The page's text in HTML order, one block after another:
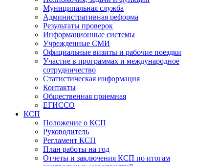
Муниципальная служба
Административная реформа
Результаты проверок
Информационные системы
Учрежденные СМИ
Официальные визиты и рабочие поездки
Участие в программах и международное
сотрудничество
Статистическая информация
Контакты
Общественная приемная
ЕГИССО
КСП
Положение о КСП
Руководитель
Регламент КСП
План работы на год
Отчеты и заключения КСП по итогам